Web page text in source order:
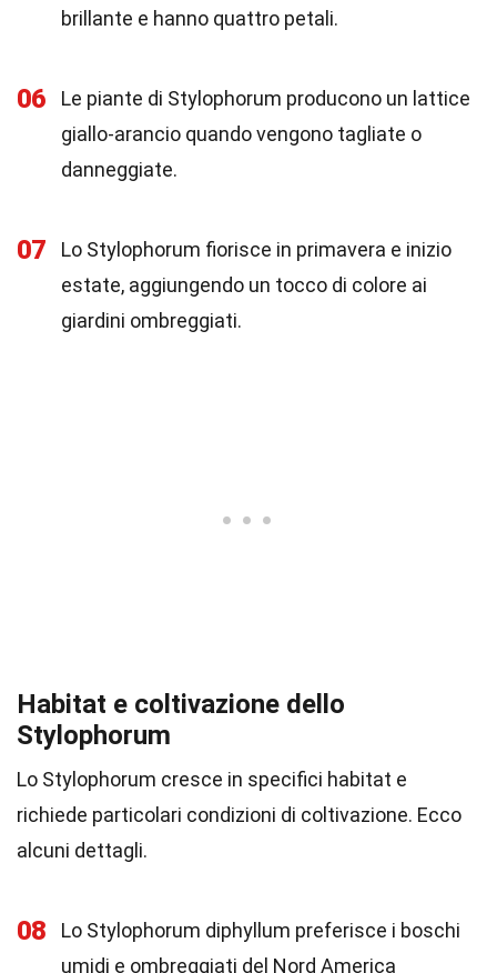
brillante e hanno quattro petali.
06
Le piante di Stylophorum producono un lattice
giallo-arancio quando vengono tagliate o
danneggiate.
07
Lo Stylophorum fiorisce in primavera e inizio
estate, aggiungendo un tocco di colore ai
giardini ombreggiati.
Habitat e coltivazione dello
Stylophorum
Lo Stylophorum cresce in specifici habitat e
richiede particolari condizioni di coltivazione. Ecco
alcuni dettagli.
08
Lo Stylophorum diphyllum preferisce i boschi
umidi e ombreggiati del Nord America